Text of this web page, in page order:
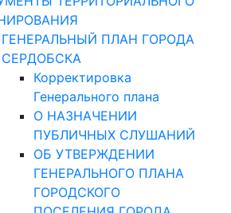
ГЕНЕРАЛЬНЫЙ ПЛАН ГОРОДА
СЕРДОБСКА
Корректировка
Генерального плана
О НАЗНАЧЕНИИ
ПУБЛИЧНЫХ СЛУШАНИЙ
ОБ УТВЕРЖДЕНИИ
ГЕНЕРАЛЬНОГО ПЛАНА
ГОРОДСКОГО